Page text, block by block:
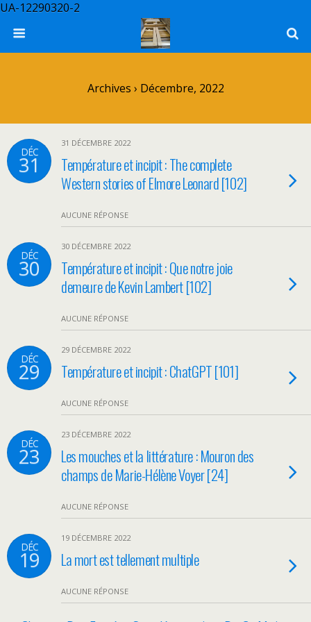
UA-12290320-2
Archives › Décembre, 2022
DÉC
31
31 DÉCEMBRE 2022
Température et incipit : The complete
Western stories of Elmore Leonard [102]
AUCUNE RÉPONSE
DÉC
30
30 DÉCEMBRE 2022
Température et incipit : Que notre joie
demeure de Kevin Lambert [102]
AUCUNE RÉPONSE
DÉC
29
29 DÉCEMBRE 2022
Température et incipit : ChatGPT [101]
AUCUNE RÉPONSE
DÉC
23
23 DÉCEMBRE 2022
Les mouches et la littérature : Mouron des
champs de Marie-Hélène Voyer [24]
AUCUNE RÉPONSE
DÉC
19
19 DÉCEMBRE 2022
La mort est tellement multiple
AUCUNE RÉPONSE